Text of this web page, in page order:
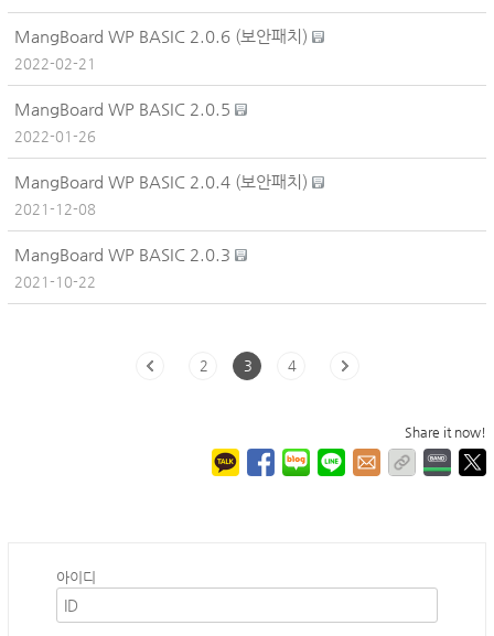
MangBoard WP BASIC 2.0.6 (보안패치)
2022-02-21
MangBoard WP BASIC 2.0.5
2022-01-26
MangBoard WP BASIC 2.0.4 (보안패치)
2021-12-08
MangBoard WP BASIC 2.0.3
2021-10-22
2 3 4
Share it now!
아이디